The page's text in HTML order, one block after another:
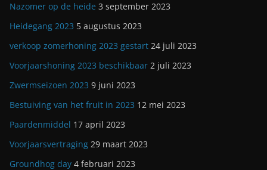
Nazomer op de heide 3 september 2023
Heidegang 2023 5 augustus 2023
verkoop zomerhoning 2023 gestart 24 juli 2023
Voorjaarshoning 2023 beschikbaar 2 juli 2023
Zwermseizoen 2023 9 juni 2023
Bestuiving van het fruit in 2023 12 mei 2023
Paardenmiddel 17 april 2023
Voorjaarsvertraging 29 maart 2023
Groundhog day 4 februari 2023